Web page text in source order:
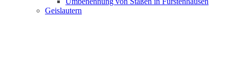
Geislautern